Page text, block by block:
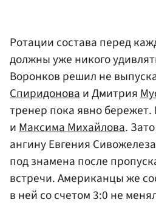
Ротации состава перед
должны уже никого
Воронков решил не
Спиридоноваи Дмитрия
тренер пока явно бережет.
иМаксима Михайлова.
ангину Евгения
под знамена после
встречи. Американцы же
в ней со счетом 3:0 не